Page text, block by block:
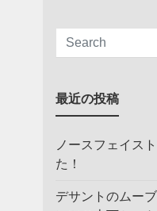
最近の投稿
ノースフェイス
た！
デサントのムー